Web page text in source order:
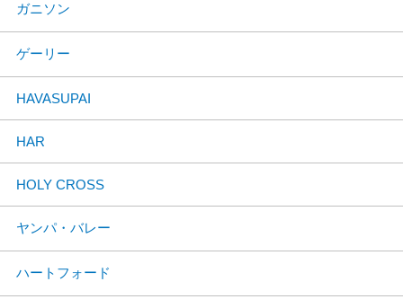
ガニソン
ゲーリー
HAVASUPAI
HAR
HOLY CROSS
ヤンパ・バレー
ハートフォード